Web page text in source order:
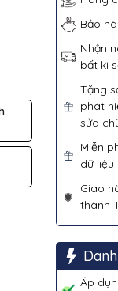
Bảo
Nhận
bất kì
Tặng
phát
sửa
Miễn
dữ liệu
Giao
thành
Áp